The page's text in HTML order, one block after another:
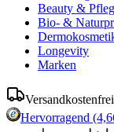
Beauty &
Bio- &
Longevity
Marken
Hervorragend